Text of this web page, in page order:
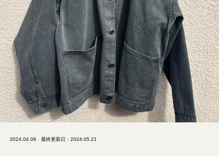
2024.04.09 最終更新日：2024.05.21